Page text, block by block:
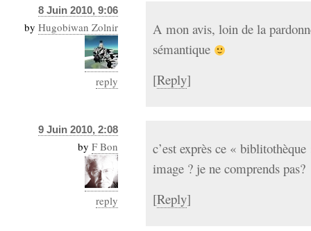
8 Juin 2010, 9:06
by Hugobiwan Zolnir
reply
A mon avis, loin de la
sémantique
[Reply]
9 Juin 2010, 2:08
by F Bon
reply
c’est exprès ce «
image ? je ne comprends pas?
[Reply]